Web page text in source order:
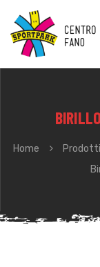
Home Prodotti